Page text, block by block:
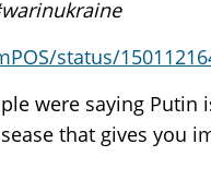
status/
were saying Putin
that gives you